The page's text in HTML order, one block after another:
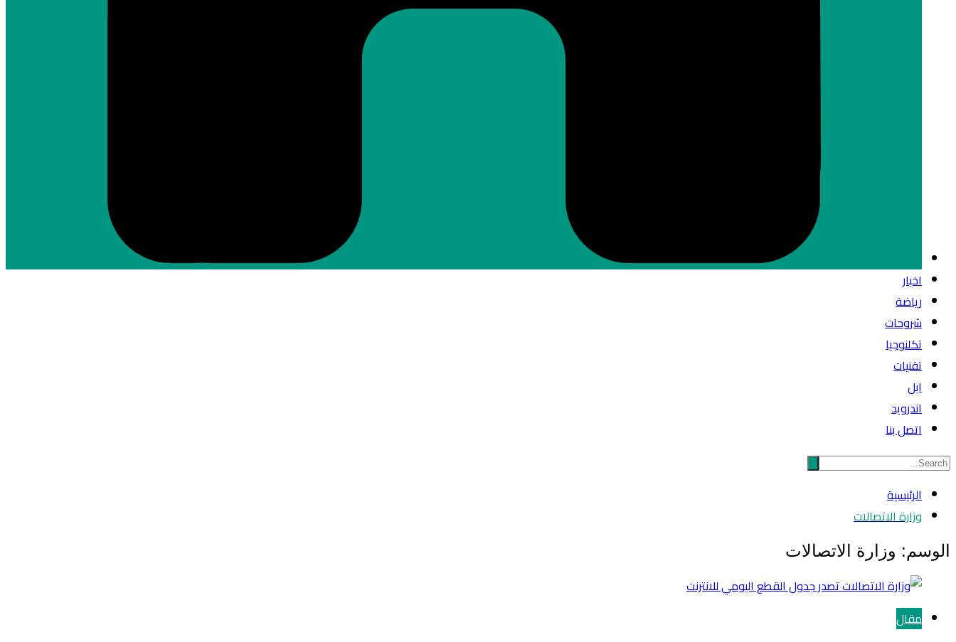
اخبار
رياضة
شروحات
تكلنوجيا
تقنيات
ابل
اندرويد
اتصل بنا
الرئيسية
وزارة الاتصالات
الوسم: وزارة الاتصالات
مقال